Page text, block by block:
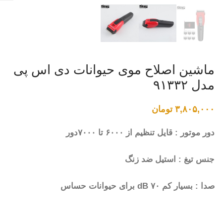
ماشین اصلاح موی حیوانات دی اس پی
مدل ۹۱۳۳۲
۳,۸۰۵,۰۰۰ تومان
دور موتور : قایل تنظیم از ۶۰۰۰ تا ۷۰۰۰دور
جنس تیغ : استیل ضد زنگ
صدا : بسیار کم ۷۰ dB برای حیوانات حساس